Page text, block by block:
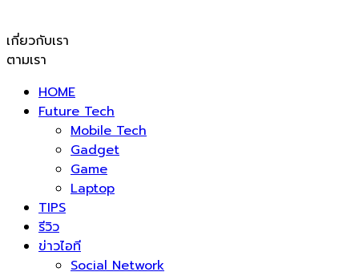
เกี่ยวกับเรา
ตามเรา
HOME
Future Tech
Mobile Tech
Gadget
Game
Laptop
TIPS
รีวิว
ข่าวไอที
Social Network